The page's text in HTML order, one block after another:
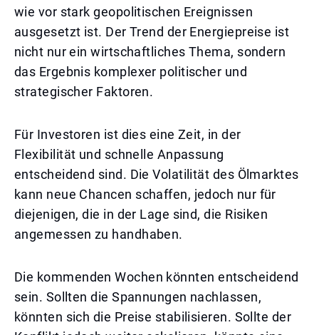
wie vor stark geopolitischen Ereignissen
ausgesetzt ist. Der Trend der Energiepreise ist
nicht nur ein wirtschaftliches Thema, sondern
das Ergebnis komplexer politischer und
strategischer Faktoren.
Für Investoren ist dies eine Zeit, in der
Flexibilität und schnelle Anpassung
entscheidend sind. Die Volatilität des Ölmarktes
kann neue Chancen schaffen, jedoch nur für
diejenigen, die in der Lage sind, die Risiken
angemessen zu handhaben.
Die kommenden Wochen könnten entscheidend
sein. Sollten die Spannungen nachlassen,
könnten sich die Preise stabilisieren. Sollte der